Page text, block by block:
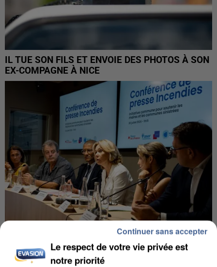
IL TUE SON FILS ET ENVOIE DES PHOTOS À SON
EX-COMPAGNE À NICE
INCENDIES : L’ÎLE-DE-FRANCE LANCE UN ÉLAN
DE SOLIDARITÉ AVEC LES...
Le respect de votre vie privée est
notre priorité
Continuer sans accepter